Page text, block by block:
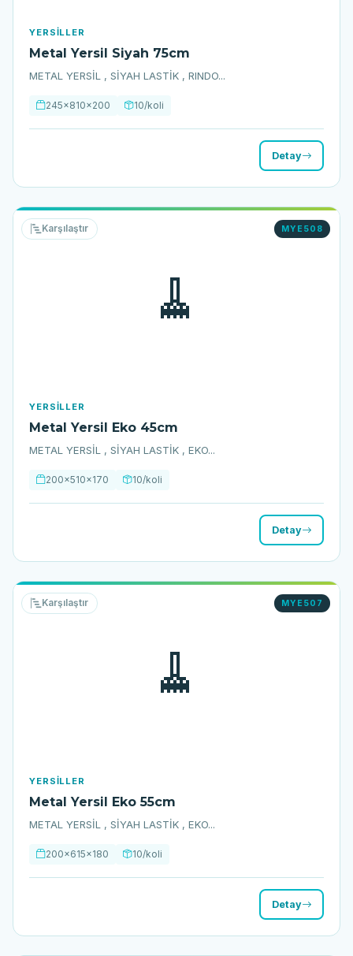
YERSILLER
Metal Yersil Siyah 75cm
METAL YERSİL , SİYAH LASTİK , RINDO...
245x810x200 10/koli
Detay
🧹
MYE508
Karşılaştır
YERSILLER
Metal Yersil Eko 45cm
METAL YERSİL , SİYAH LASTİK , EKO...
200x510x170 10/koli
Detay
🧹
MYE507
Karşılaştır
YERSILLER
Metal Yersil Eko 55cm
METAL YERSİL , SİYAH LASTİK , EKO...
200x615x180 10/koli
Detay